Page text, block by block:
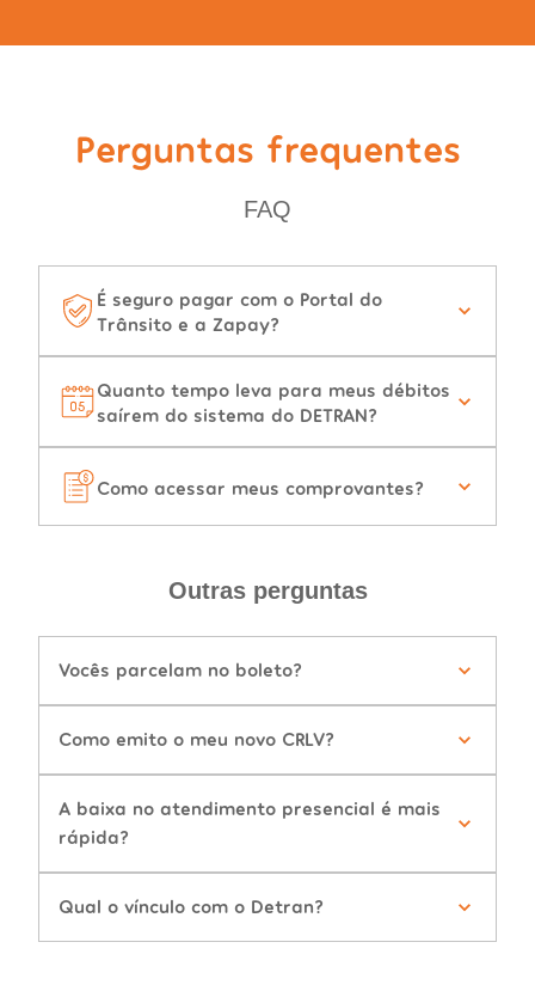
Perguntas frequentes
FAQ
É seguro pagar com o Portal do
Trânsito e a Zapay?
Quanto tempo leva para meus débitos
saírem do sistema do DETRAN?
Como acessar meus comprovantes?
Outras perguntas
Vocês parcelam no boleto?
Como emito o meu novo CRLV?
A baixa no atendimento presencial é mais
rápida?
Qual o vínculo com o Detran?